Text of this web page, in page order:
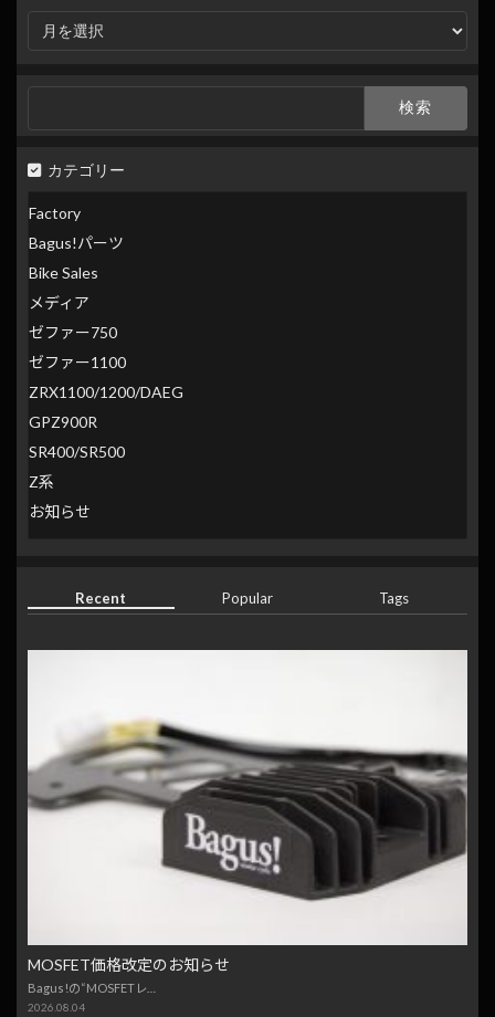
月
検
カテゴリー
Factory
Bagus!パーツ
Bike Sales
メディア
ゼファー750
ゼファー1100
ZRX1100/1200/DAEG
GPZ900R
SR400/SR500
Z系
お知らせ
Recent Popular Tags
MOSFET価格改定のお知らせ
Bagus!の“MOSFETレ…
2026.08.04